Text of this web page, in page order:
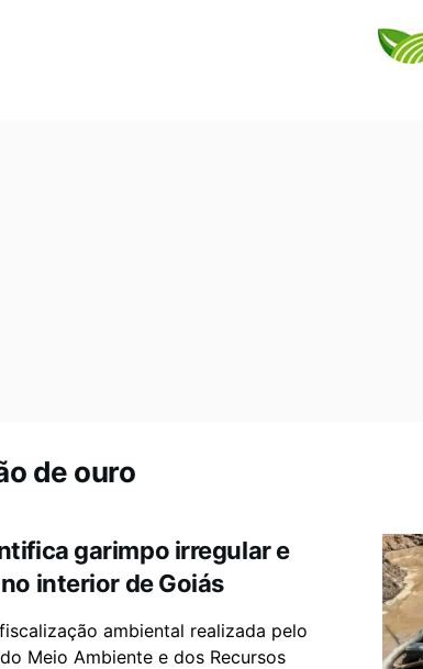
de ouro
garimpo irregular e
interior de Goiás
ambiental realizada pelo
Meio Ambiente e dos Recursos